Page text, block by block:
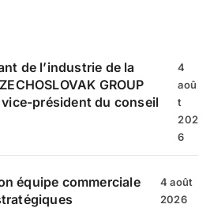
de l’industrie de la
GROUP
vice-président du conseil
4
aoû
t
202
6
équipe commerciale
4 août
2026